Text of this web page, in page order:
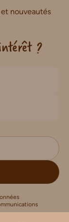
nouveautés
?